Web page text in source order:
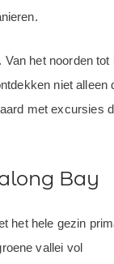
het noorden tot
niet alleen
met excursies
Bay
het hele gezin
vallei vol